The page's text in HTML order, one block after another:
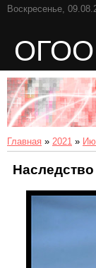
Воскресенье,
ОГОО
Главная » 2021 »